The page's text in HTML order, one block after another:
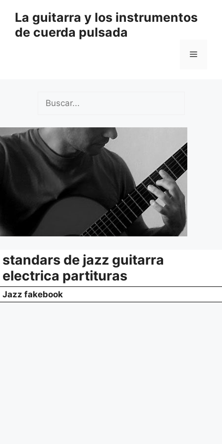
contenido
La guitarra y los instrumentos
de cuerda pulsada
Menú
standars de jazz guitarra
electrica partituras
Jazz fakebook